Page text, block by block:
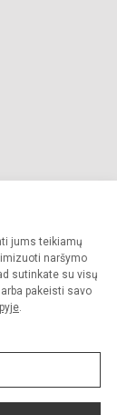
jums teikiamų
naršymo
sutinkate su visų
pakeisti savo
.
saugomos.
draudžiama.